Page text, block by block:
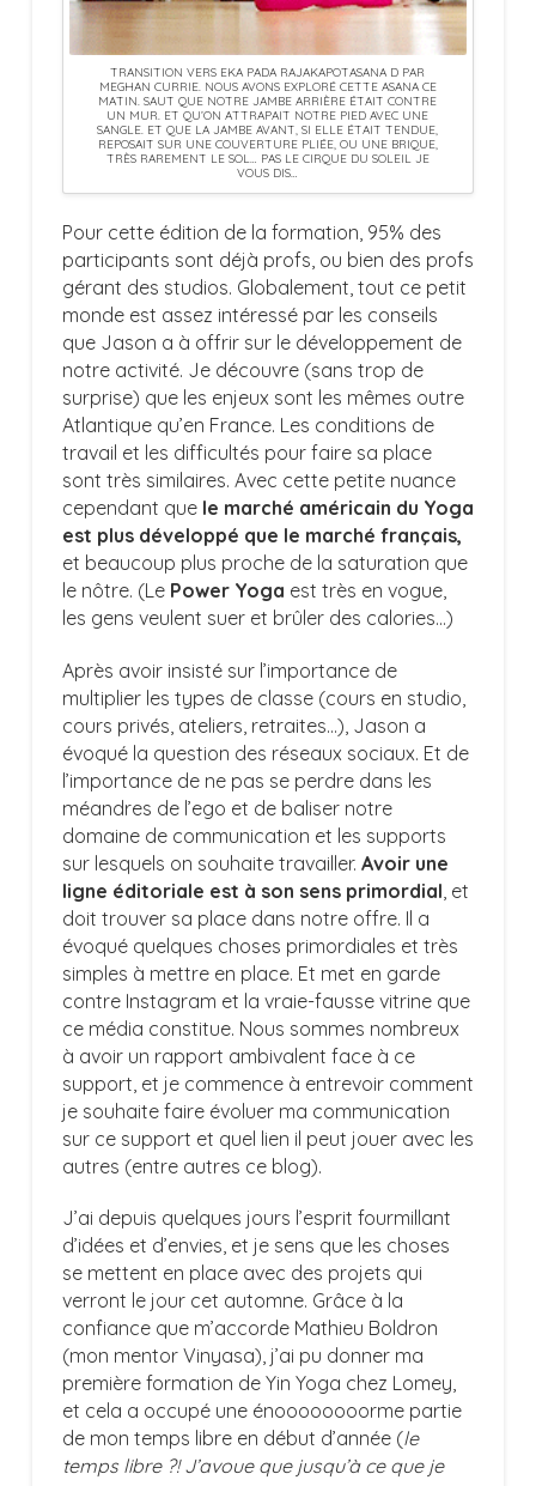
TRANSITION VERS EKA PADA RAJAKAPOTASANA D PAR
MEGHAN CURRIE. NOUS AVONS EXPLORÉ CETTE ASANA CE
MATIN. SAUT QUE NOTRE JAMBE ARRIÈRE ÉTAIT CONTRE
UN MUR. ET QU’ON ATTRAPAIT NOTRE PIED AVEC UNE
SANGLE. ET QUE LA JAMBE AVANT, SI ELLE ÉTAIT TENDUE,
REPOSAIT SUR UNE COUVERTURE PLIÉE, OU UNE BRIQUE,
TRÈS RAREMENT LE SOL… PAS LE CIRQUE DU SOLEIL JE
VOUS DIS…
Pour cette édition de la formation, 95% des
participants sont déjà profs, ou bien des profs
gérant des studios. Globalement, tout ce petit
monde est assez intéressé par les conseils
que Jason a à offrir sur le développement de
notre activité. Je découvre (sans trop de
surprise) que les enjeux sont les mêmes outre
Atlantique qu’en France. Les conditions de
travail et les difficultés pour faire sa place
sont très similaires. Avec cette petite nuance
cependant que le marché américain du Yoga
est plus développé que le marché français,
et beaucoup plus proche de la saturation que
le nôtre. (Le Power Yoga est très en vogue,
les gens veulent suer et brûler des calories…)
Après avoir insisté sur l’importance de
multiplier les types de classe (cours en studio,
cours privés, ateliers, retraites…), Jason a
évoqué la question des réseaux sociaux. Et de
l’importance de ne pas se perdre dans les
méandres de l’ego et de baliser notre
domaine de communication et les supports
sur lesquels on souhaite travailler. Avoir une
ligne éditoriale est à son sens primordial , et
doit trouver sa place dans notre offre. Il a
évoqué quelques choses primordiales et très
simples à mettre en place. Et met en garde
contre Instagram et la vraie-fausse vitrine que
ce média constitue. Nous sommes nombreux
à avoir un rapport ambivalent face à ce
support, et je commence à entrevoir comment
je souhaite faire évoluer ma communication
sur ce support et quel lien il peut jouer avec les
autres (entre autres ce blog).
J’ai depuis quelques jours l’esprit fourmillant
d’idées et d’envies, et je sens que les choses
se mettent en place avec des projets qui
verront le jour cet automne. Grâce à la
confiance que m’accorde Mathieu Boldron
(mon mentor Vinyasa), j’ai pu donner ma
première formation de Yin Yoga chez Lomey,
et cela a occupé une énoooooooorme partie
de mon temps libre en début d’année (le
temps libre ?! J’avoue que jusqu’à ce que je